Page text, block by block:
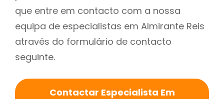
que entre em contacto com a nossa
equipa de especialistas em Almirante Reis
através do formulário de contacto
seguinte.
Contactar Especialista Em